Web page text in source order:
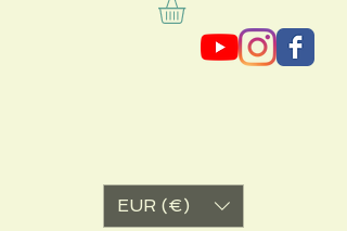
EUR (€)